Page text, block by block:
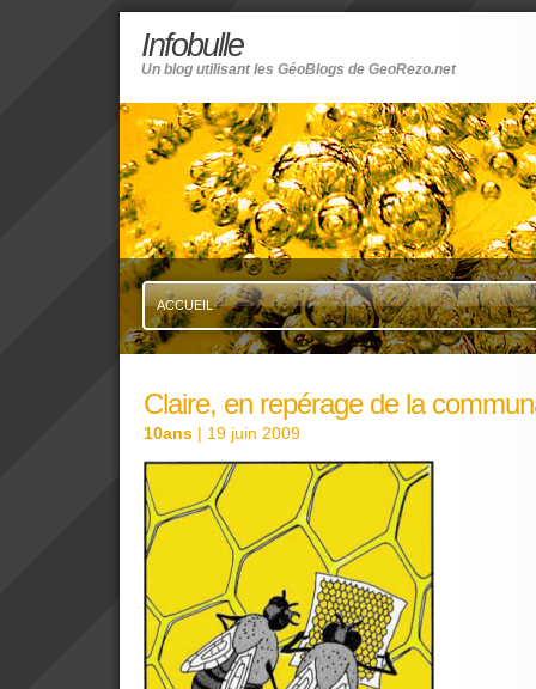
Infobulle
Un blog utilisant les GéoBlogs de GeoRezo.net
ACCUEIL
Claire, en repérage de la
10ans | 19 juin 2009